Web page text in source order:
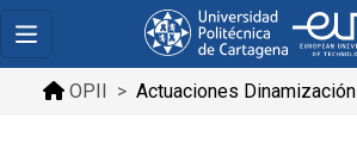
OPII Actuaciones Dinamización